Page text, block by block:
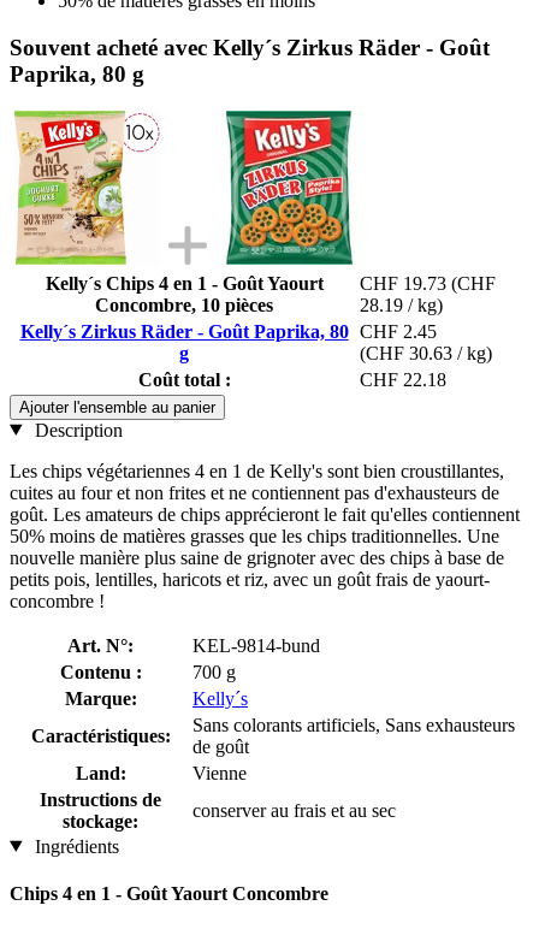
Souvent acheté avec Kelly´s Zirkus Räder - Goût
Paprika, 80 g
Kelly´s Chips 4 en 1 - Goût Yaourt
Concombre, 10 pièces
CHF 19.73 (CHF
28.19 / kg)
Kelly´s Zirkus Räder - Goût Paprika, 80
g
CHF 2.45
(CHF 30.63 / kg)
Coût total :
CHF 22.18
Ajouter l'ensemble au panier
Description
Les chips végétariennes 4 en 1 de Kelly's sont bien croustillantes,
cuites au four et non frites et ne contiennent pas d'exhausteurs de
goût. Les amateurs de chips apprécieront le fait qu'elles contiennent
50% moins de matières grasses que les chips traditionnelles. Une
nouvelle manière plus saine de grignoter avec des chips à base de
petits pois, lentilles, haricots et riz, avec un goût frais de yaourt-
concombre !
Art. N°:
KEL-9814-bund
Contenu :
700 g
Marque:
Kelly´s
Caractéristiques:
Sans colorants artificiels, Sans exhausteurs
de goût
Land:
Vienne
Instructions de
stockage:
conserver au frais et au sec
Ingrédients
Chips 4 en 1 - Goût Yaourt Concombre